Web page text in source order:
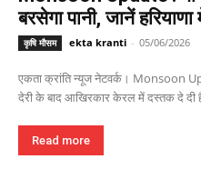
बरसेगा पानी, जानें
कृषि मौसम ekta kranti - 05/06/2026
एकता क्रांति न्यूज नेटवर्क। Monsoon
देरी के बाद आखिरकार केरल में दस्तक दे दी
Read more